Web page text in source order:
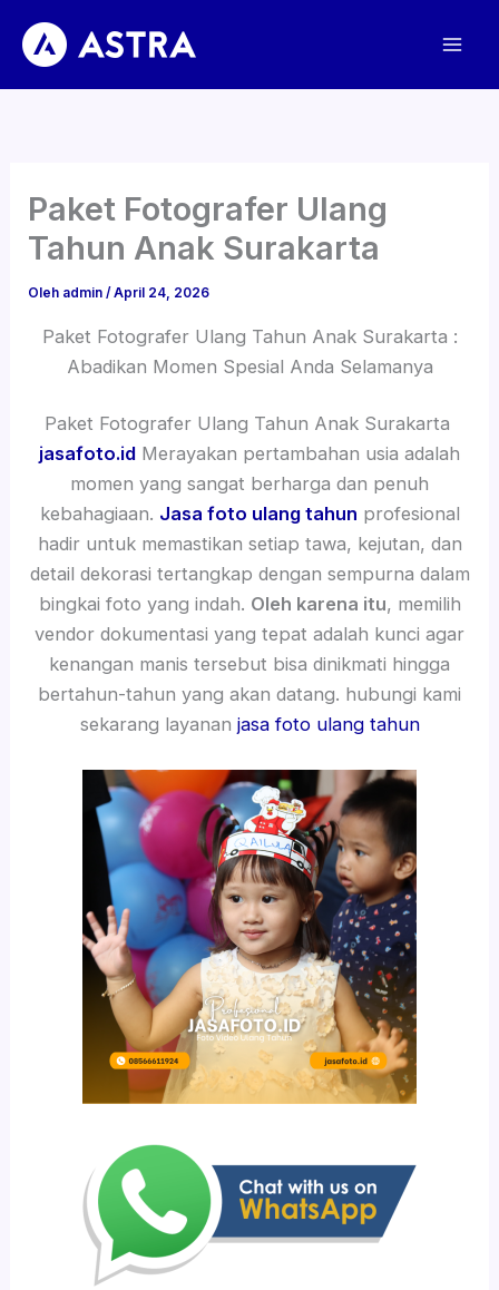
konten
Paket Fotografer Ulang
Tahun Anak Surakarta
Oleh admin/April 24, 2026
Paket Fotografer Ulang Tahun Anak Surakarta :
Abadikan Momen Spesial Anda Selamanya
Paket Fotografer Ulang Tahun Anak Surakarta
jasafoto.id Merayakan pertambahan usia adalah
momen yang sangat berharga dan penuh
kebahagiaan. Jasa foto ulang tahun profesional
hadir untuk memastikan setiap tawa, kejutan, dan
detail dekorasi tertangkap dengan sempurna dalam
bingkai foto yang indah. Oleh karena itu, memilih
vendor dokumentasi yang tepat adalah kunci agar
kenangan manis tersebut bisa dinikmati hingga
bertahun-tahun yang akan datang. hubungi kami
sekarang layanan jasa foto ulang tahun